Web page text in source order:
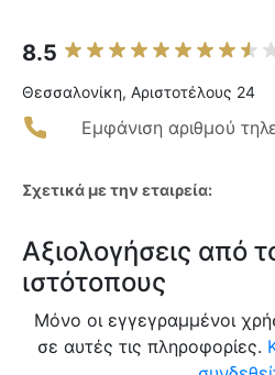
8.5
Θεσσαλονίκη, Αριστοτέλους 24
Εμφάνιση αριθμού
Σχετικά με την εταιρεία:
Αξιολογήσεις από
ιστότοπους
Μόνο οι εγγεγραμμένοι
σε αυτές τις πληροφορίες.